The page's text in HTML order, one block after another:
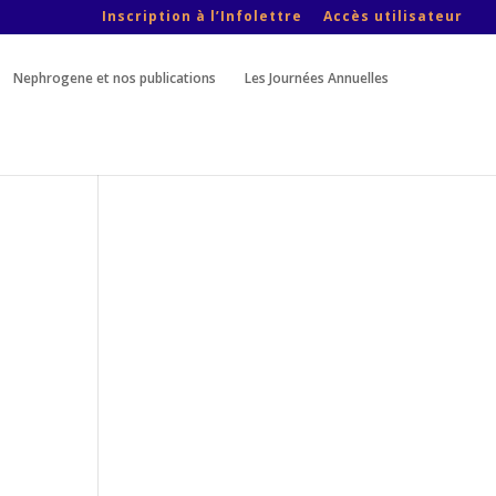
Inscription à l’Infolettre Accès utilisateur
Nephrogene et nos publications Les Journées Annuelles